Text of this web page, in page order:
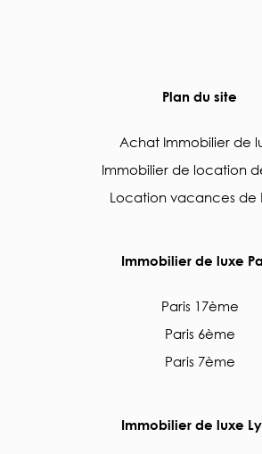
Plan du site
Achat Immobilier de
Immobilier de location
Location vacances de
Immobilier de luxe
Paris 17ème
Paris 6ème
Paris 7ème
Immobilier de luxe